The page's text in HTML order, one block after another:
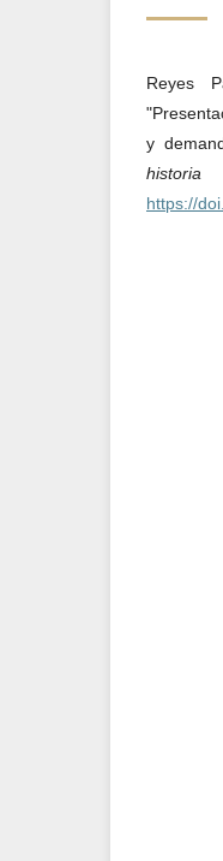
Reyes
y
https://